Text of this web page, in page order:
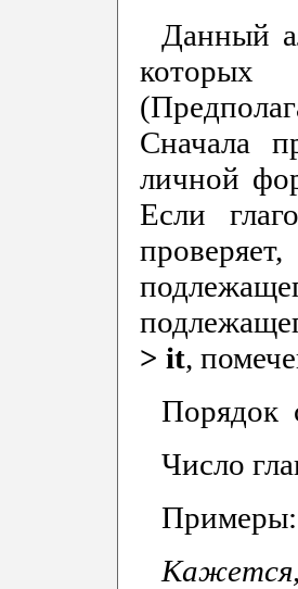
Данный
Сначала
личной
Если
> it,
Порядок
Число
Примеры: